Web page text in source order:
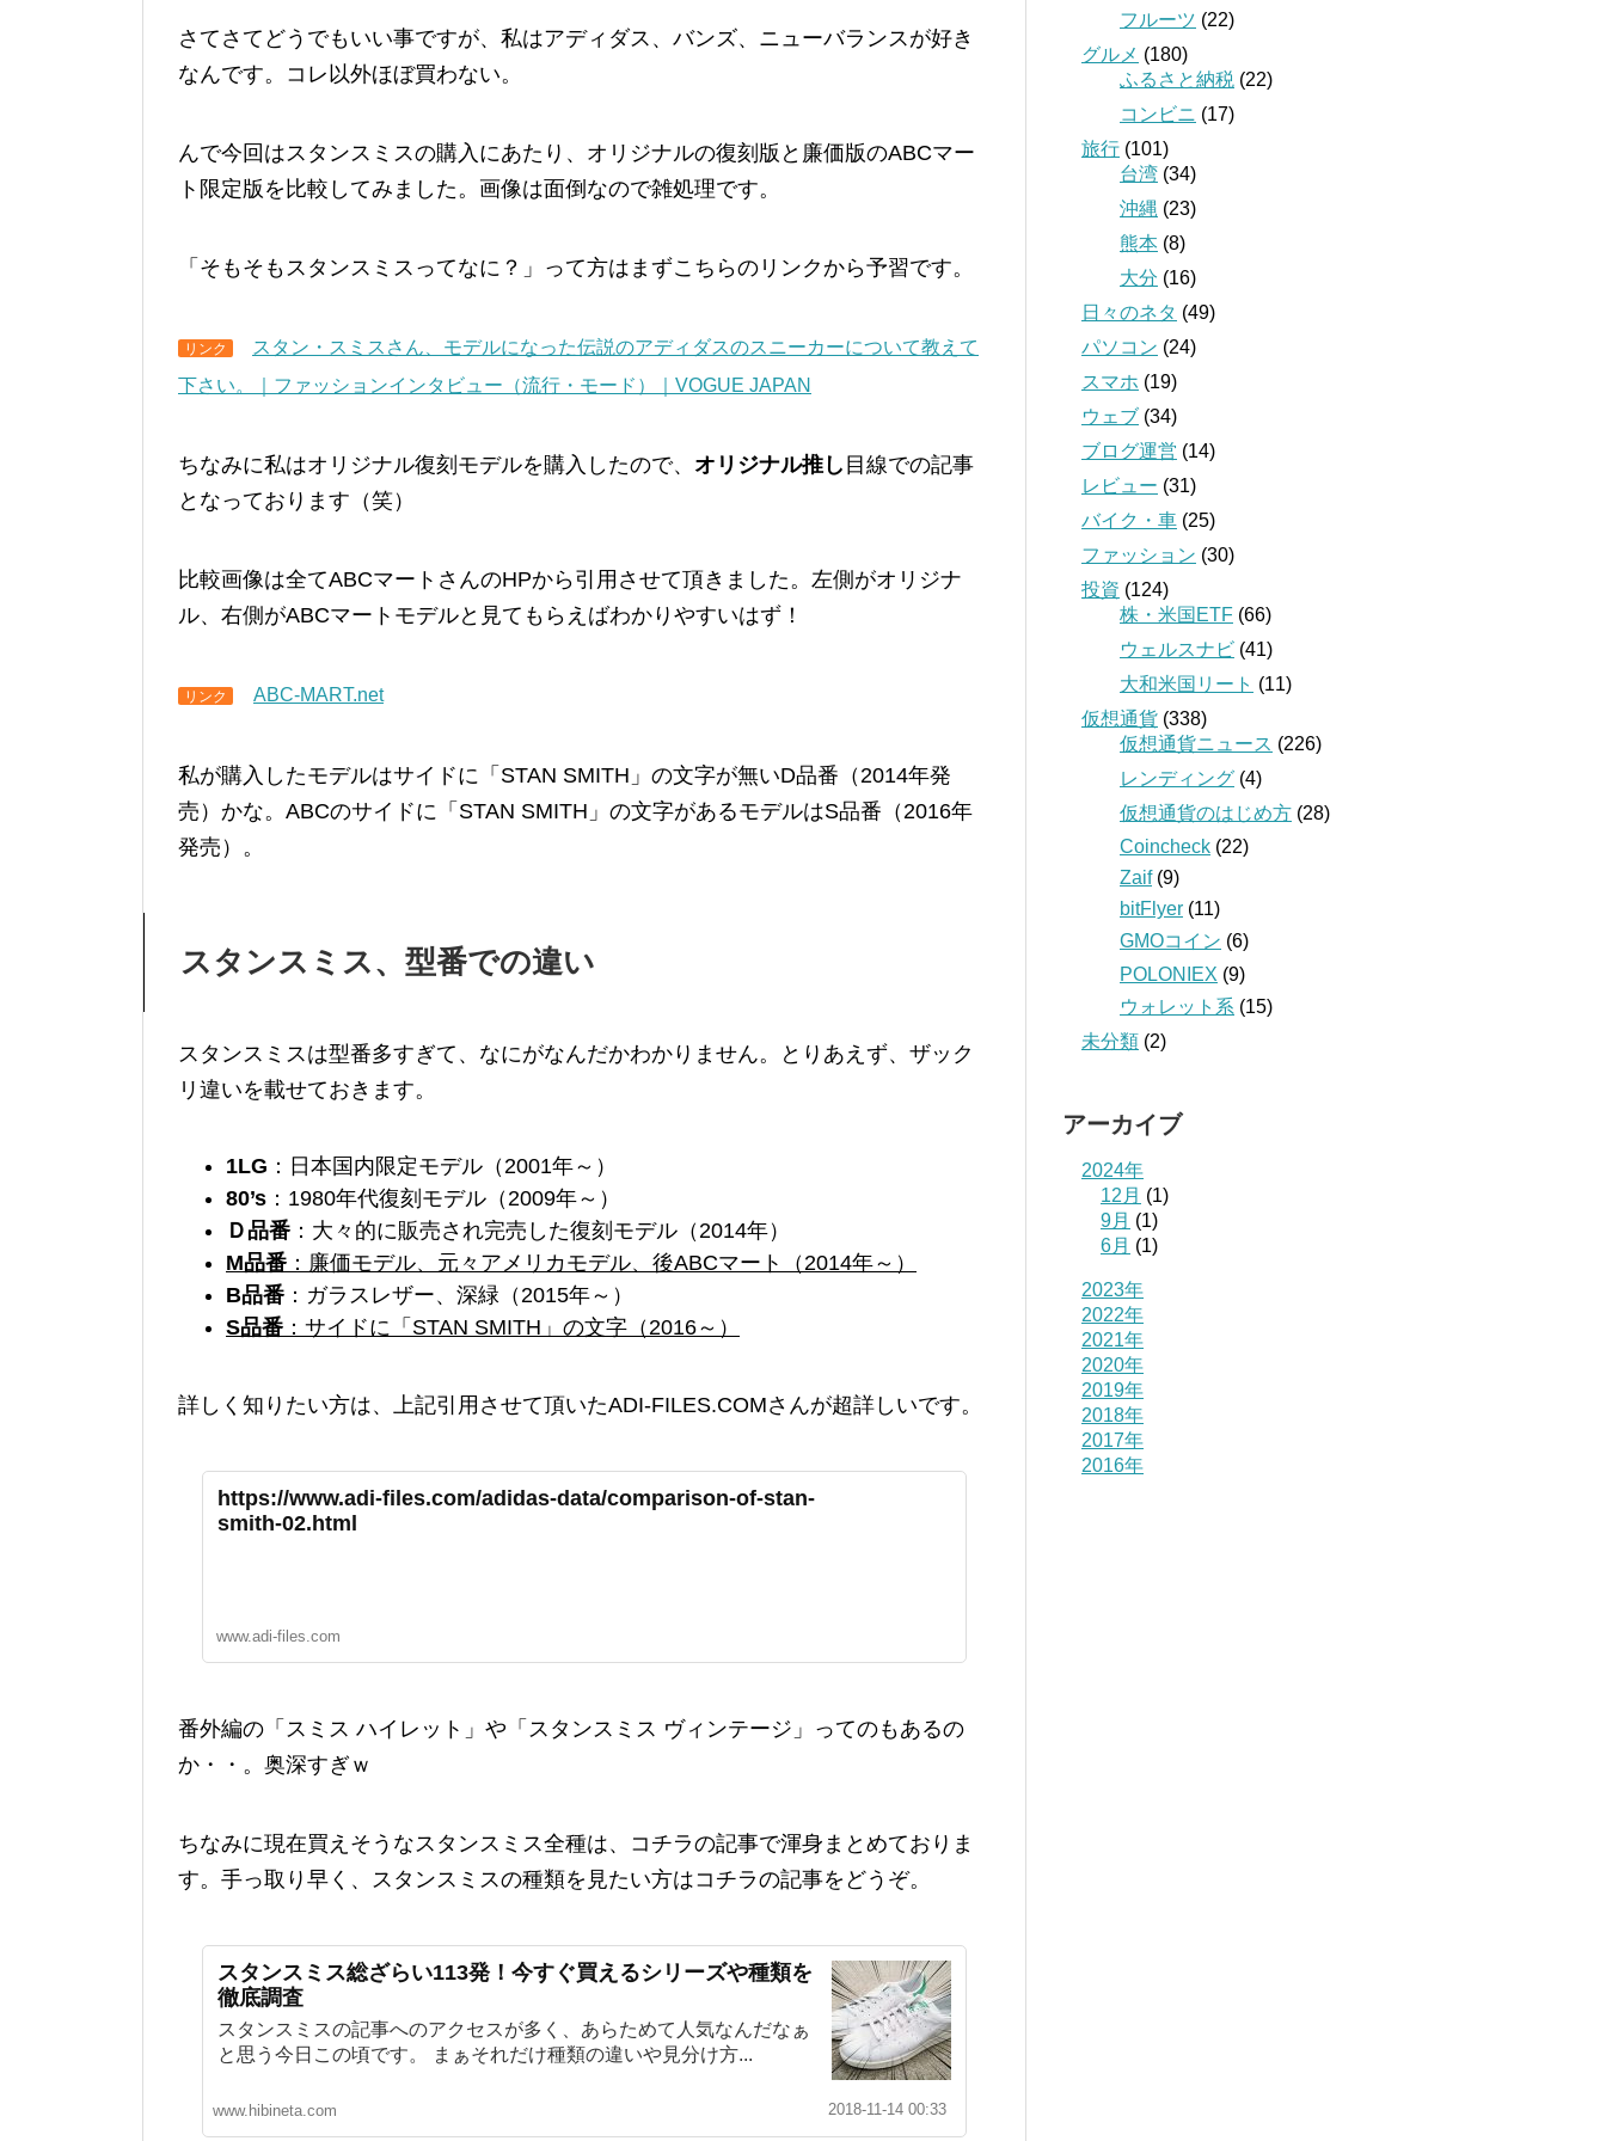
さてさてどうでもいい事ですが、私はアディダス、バンズ、ニューバランスが好き
なんです。コレ以外ほぼ買わない。
んで今回はスタンスミスの購入にあたり、オリジナルの復刻版と廉価版のABCマー
ト限定版を比較してみました。画像は面倒なので雑処理です。
「そもそもスタンスミスってなに？」って方はまずこちらのリンクから予習です。
リンク
スタン・スミスさん、モデルになった伝説のアディダスのスニーカーについて教えて
下さい。｜ファッションインタビュー（流行・モード）｜VOGUE JAPAN
ちなみに私はオリジナル復刻モデルを購入したので、 オリジナル推し 目線での記事
となっております（笑）
比較画像は全てABCマートさんのHPから引用させて頂きました。左側がオリジナ
ル、右側がABCマートモデルと見てもらえばわかりやすいはず！
リンク ABC-MART.net
私が購入したモデルはサイドに「STAN SMITH」の文字が無いD品番（2014年発
売）かな。ABCのサイドに「STAN SMITH」の文字があるモデルはS品番（2016年
発売）。
スタンスミス、型番での違い
スタンスミスは型番多すぎて、なにがなんだかわかりません。とりあえず、ザック
リ違いを載せておきます。
1LG ：日本国内限定モデル（2001年～）
80’s ：1980年代復刻モデル（2009年～）
Ｄ品番 ：大々的に販売され完売した復刻モデル（2014年）
M品番 ：廉価モデル、元々アメリカモデル、後ABCマート（2014年～）
B品番 ：ガラスレザー、深緑（2015年～）
S品番 ：サイドに「STAN SMITH」の文字（2016～）
詳しく知りたい方は、上記引用させて頂いたADI-FILES.COMさんが超詳しいです。
https://www.adi-files.com/adidas-data/comparison-of-stan-
smith-02.html
www.adi-files.com
番外編の「スミス ハイレット」や「スタンスミス ヴィンテージ」ってのもあるの
か・・。奥深すぎｗ
ちなみに現在買えそうなスタンスミス全種は、コチラの記事で渾身まとめておりま
す。手っ取り早く、スタンスミスの種類を見たい方はコチラの記事をどうぞ。
スタンスミス総ざらい113発！今すぐ買えるシリーズや種類を
徹底調査
スタンスミスの記事へのアクセスが多く、あらためて人気なんだなぁ
と思う今日この頃です。 まぁそれだけ種類の違いや見分け方...
www.hibineta.com 2018-11-14 00:33
フルーツ (22)
グルメ (180)
ふるさと納税 (22)
コンビニ (17)
旅行 (101)
台湾 (34)
沖縄 (23)
熊本 (8)
大分 (16)
日々のネタ (49)
パソコン (24)
スマホ (19)
ウェブ (34)
ブログ運営 (14)
レビュー (31)
バイク・車 (25)
ファッション (30)
投資 (124)
株・米国ETF (66)
ウェルスナビ (41)
大和米国リート (11)
仮想通貨 (338)
仮想通貨ニュース (226)
レンディング (4)
仮想通貨のはじめ方 (28)
Coincheck (22)
Zaif(9)
bitFlyer (11)
GMOコイン (6)
POLONIEX (9)
ウォレット系 (15)
未分類 (2)
アーカイブ
2024年
12月 (1)
9月 (1)
6月 (1)
2023年
2022年
2021年
2020年
2019年
2018年
2017年
2016年